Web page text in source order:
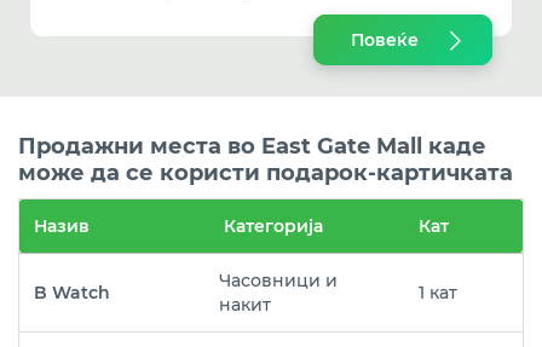
Повеќе
Продажни места во East Gate Mall каде
може да се користи подарок-картичката
Назив Категорија Кат
B Watch
Часовници и
накит
1 кат